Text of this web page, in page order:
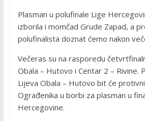
Plasman u polufinale Lige
izborila i momčad Grude Zapad, a
polufinalista doznat ćemo nakon
Večeras su na rasporedu
Obala – Hutovo i Centar 2 – Rivine.
Lijeva Obala – Hutovo bit će
Ograđenika u borbi za plasman u
Hercegovine.